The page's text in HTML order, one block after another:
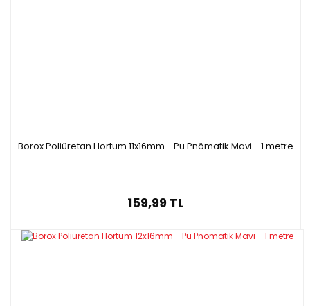
Borox Poliüretan Hortum 11x16mm - Pu Pnömatik Mavi - 1 metre
159,99 TL